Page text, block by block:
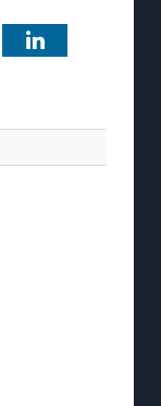
LinkedIn